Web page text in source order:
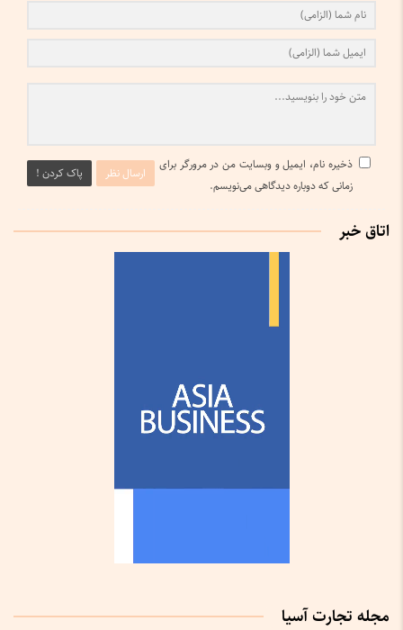
ارسال نظر پاک کردن !
ذخیره نام، ایمیل و وبسایت من در مرورگر برای
زمانی که دوباره دیدگاهی می‌نویسم.
اتاق خبر
مجله تجارت آسیا